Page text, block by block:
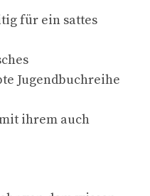
für ein sattes
Jugendbuchreihe
ihrem auch